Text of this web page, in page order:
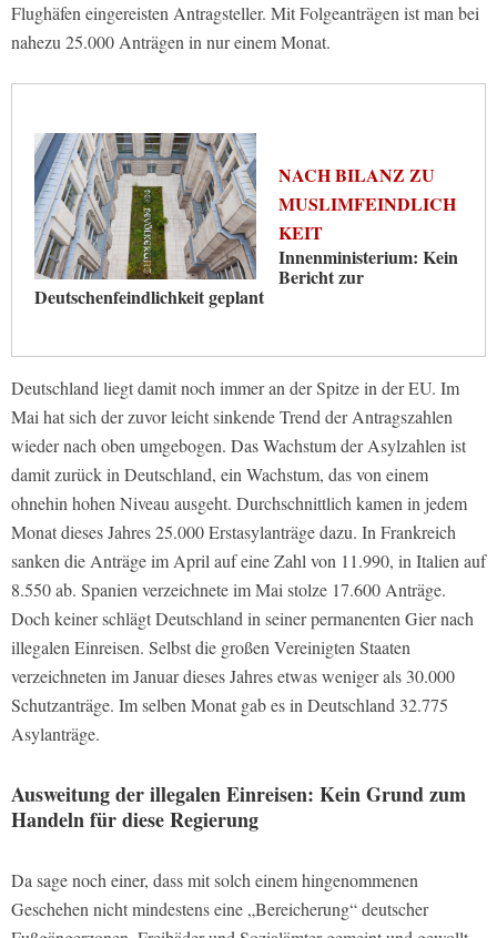
Flughäfen eingereisten Antragsteller. Mit Folgeanträgen ist man bei
nahezu 25.000 Anträgen in nur einem Monat.
NACH BILANZ ZU
MUSLIMFEINDLICH
KEIT
Innenministerium: Kein
Bericht zur
Deutschenfeindlichkeit geplant
Deutschland liegt damit noch immer an der Spitze in der EU. Im
Mai hat sich der zuvor leicht sinkende Trend der Antragszahlen
wieder nach oben umgebogen. Das Wachstum der Asylzahlen ist
damit zurück in Deutschland, ein Wachstum, das von einem
ohnehin hohen Niveau ausgeht. Durchschnittlich kamen in jedem
Monat dieses Jahres 25.000 Erstasylanträge dazu. In Frankreich
sanken die Anträge im April auf eine Zahl von 11.990, in Italien auf
8.550 ab. Spanien verzeichnete im Mai stolze 17.600 Anträge.
Doch keiner schlägt Deutschland in seiner permanenten Gier nach
illegalen Einreisen. Selbst die großen Vereinigten Staaten
verzeichneten im Januar dieses Jahres etwas weniger als 30.000
Schutzanträge. Im selben Monat gab es in Deutschland 32.775
Asylanträge.
Ausweitung der illegalen Einreisen: Kein Grund zum
Handeln für diese Regierung
Da sage noch einer, dass mit solch einem hingenommenen
Geschehen nicht mindestens eine „Bereicherung“ deutscher